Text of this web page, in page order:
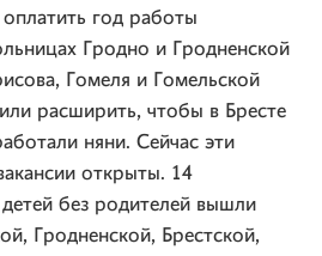
год работы
Гродно и Гродненской
Гомеля и Гомельской
расширить, чтобы в Бресте
няни. Сейчас эти
открыты. 14
без родителей вышли
Гродненской, Брестской,